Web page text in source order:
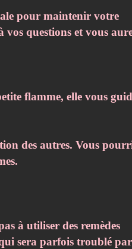
pour maintenir votre
questions et vous
flamme, elle vous
des autres. Vous
à utiliser des remèdes
sera parfois troublé